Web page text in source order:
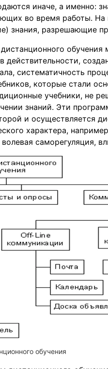
иначе, а именно:
во время работы. На
знания, разрешающие
действительности,
систематичность
которые стали
учебники, не
знаний. Эти
и осуществляется
характера,
саморегуляция,
обучения